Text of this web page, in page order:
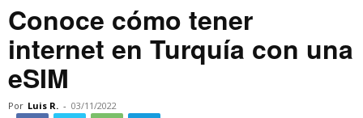
Conoce cómo tener
internet en Turquía con una
eSIM
Por Luis R. - 03/11/2022